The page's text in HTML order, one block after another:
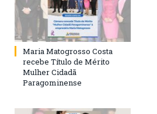
Maria Matogrosso Costa
recebe Título de Mérito
Mulher Cidadã
Paragominense